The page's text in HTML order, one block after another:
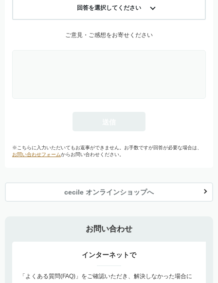
回答を選択してください
ご意見・ご感想をお寄せください
※こちらに入力いただいてもお返事ができません。お手数ですが回答が必要な場合は、
お問い合わせフォームからお問い合わせください。
cecile オンラインショップへ
お問い合わせ
インターネットで
「よくある質問(FAQ)」をご確認いただき、解決しなかった場合に